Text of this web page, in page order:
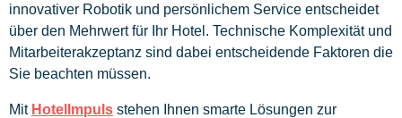
innovativer Robotik und persönlichem Service entscheidet
über den Mehrwert für Ihr Hotel. Technische Komplexität und
Mitarbeiterakzeptanz sind dabei entscheidende Faktoren die
Sie beachten müssen.
Mit HotelImpuls stehen Ihnen smarte Lösungen zur